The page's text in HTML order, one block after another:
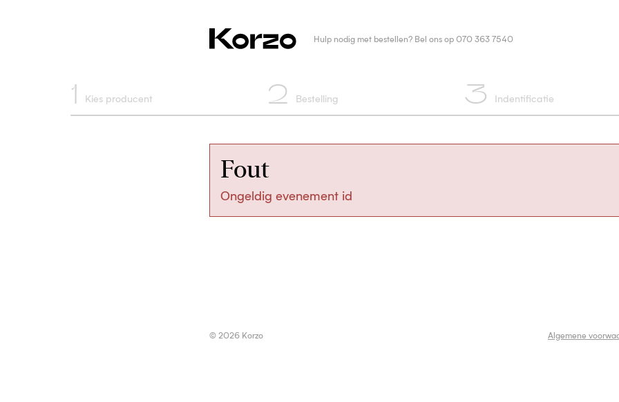
Hulp nodig met bestellen? Bel ons op 070 363 7540
1 Kies producent 2 Bestelling 3 Indentificatie
Fout
Ongeldig evenement id
© 2026 Korzo Algemene